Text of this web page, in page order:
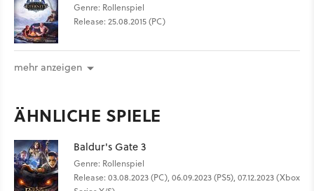
Genre: Rollenspiel
Release: 25.08.2015 (PC)
mehr anzeigen
ÄHNLICHE SPIELE
Baldur's Gate 3
Genre: Rollenspiel
Release: 03.08.2023 (PC), 06.09.2023 (PS5), 07.12.2023 (Xbox